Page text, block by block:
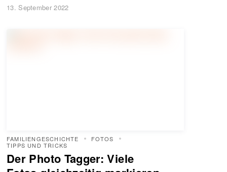
13. September 2022
FAMILIENGESCHICHTE
FOTOS
TIPPS UND TRICKS
Der Photo Tagger: Viele